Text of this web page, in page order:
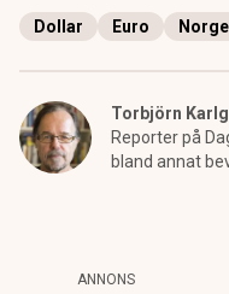
Dollar Euro Norge
Torbjörn
Reporter på
bland annat
ANNONS